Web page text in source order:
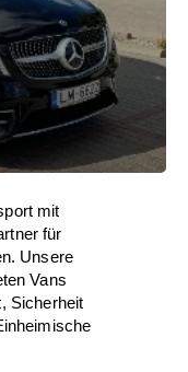
mit
für
Unsere
Vans
Sicherheit